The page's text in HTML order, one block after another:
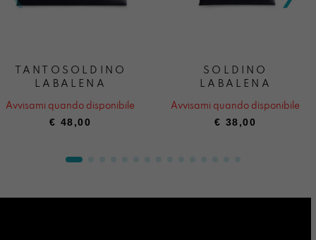
TANTOSOLDINO
LABALENA
Avvisami quando disponibile
€ 48,00
SOLDINO
LABALENA
Avvisami quando disponibile
€ 38,00